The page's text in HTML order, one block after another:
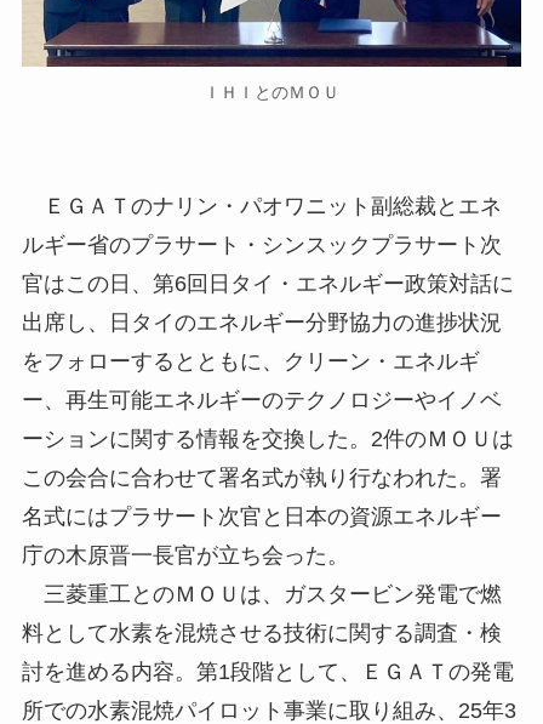
ＩＨＩとのＭＯＵ
ＥＧＡＴのナリン・パオワニット副総裁とエネ
ルギー省のプラサート・シンスックプラサート次
官はこの日、第6回日タイ・エネルギー政策対話に
出席し、日タイのエネルギー分野協力の進捗状況
をフォローするとともに、クリーン・エネルギ
ー、再生可能エネルギーのテクノロジーやイノベ
ーションに関する情報を交換した。2件のＭＯＵは
この会合に合わせて署名式が執り行なわれた。署
名式にはプラサート次官と日本の資源エネルギー
庁の木原晋一長官が立ち会った。
三菱重工とのＭＯＵは、ガスタービン発電で燃
料として水素を混焼させる技術に関する調査・検
討を進める内容。第1段階として、ＥＧＡＴの発電
所での水素混焼パイロット事業に取り組み、25年3